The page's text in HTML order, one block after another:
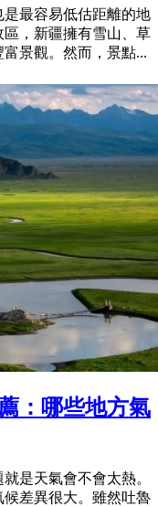
最容易低估距離的地
，新疆擁有雪山、草
景觀。然而，景點...
：哪些地方氣
是天氣會不會太熱。
差異很大。雖然吐魯